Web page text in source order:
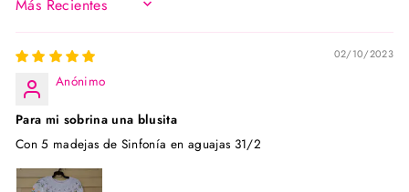
SORT BY
02/10/2023
Anónimo
Para mi sobrina una blusita
Con 5 madejas de Sinfonía en aguajas 31/2